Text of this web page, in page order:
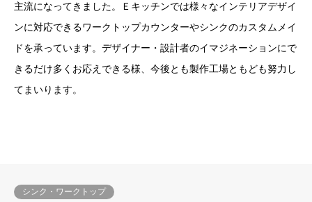
主流になってきました。Ｅキッチンでは様々なインテリアデザイ
ンに対応できるワークトップカウンターやシンクのカスタムメイ
ドを承っています。デザイナー・設計者のイマジネーションにで
きるだけ多くお応えできる様、今後とも製作工場ともども努力し
てまいります。
シンク・ワークトップ